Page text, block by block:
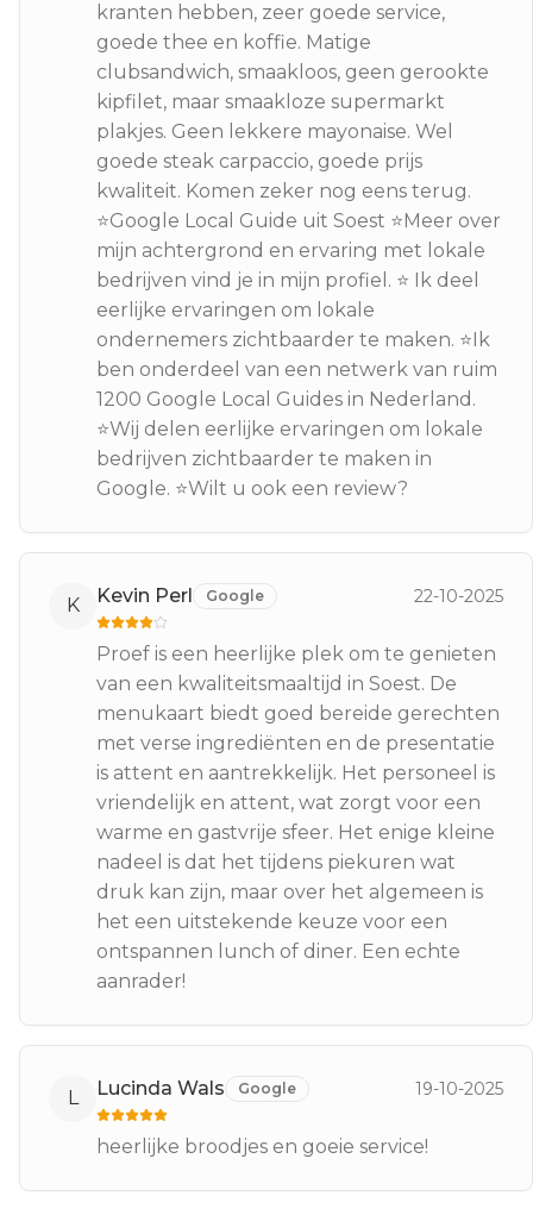
kranten hebben, zeer goede service,
goede thee en koffie. Matige
clubsandwich, smaakloos, geen gerookte
kipfilet, maar smaakloze supermarkt
plakjes. Geen lekkere mayonaise. Wel
goede steak carpaccio, goede prijs
kwaliteit. Komen zeker nog eens terug.
⭐Google Local Guide uit Soest ⭐Meer over
mijn achtergrond en ervaring met lokale
bedrijven vind je in mijn profiel. ⭐ Ik deel
eerlijke ervaringen om lokale
ondernemers zichtbaarder te maken. ⭐Ik
ben onderdeel van een netwerk van ruim
1200 Google Local Guides in Nederland.
⭐Wij delen eerlijke ervaringen om lokale
bedrijven zichtbaarder te maken in
Google. ⭐Wilt u ook een review?
K Kevin Perl Google 22-10-2025
Proef is een heerlijke plek om te genieten
van een kwaliteitsmaaltijd in Soest. De
menukaart biedt goed bereide gerechten
met verse ingrediënten en de presentatie
is attent en aantrekkelijk. Het personeel is
vriendelijk en attent, wat zorgt voor een
warme en gastvrije sfeer. Het enige kleine
nadeel is dat het tijdens piekuren wat
druk kan zijn, maar over het algemeen is
het een uitstekende keuze voor een
ontspannen lunch of diner. Een echte
aanrader!
L Lucinda Wals Google 19-10-2025
heerlijke broodjes en goeie service!